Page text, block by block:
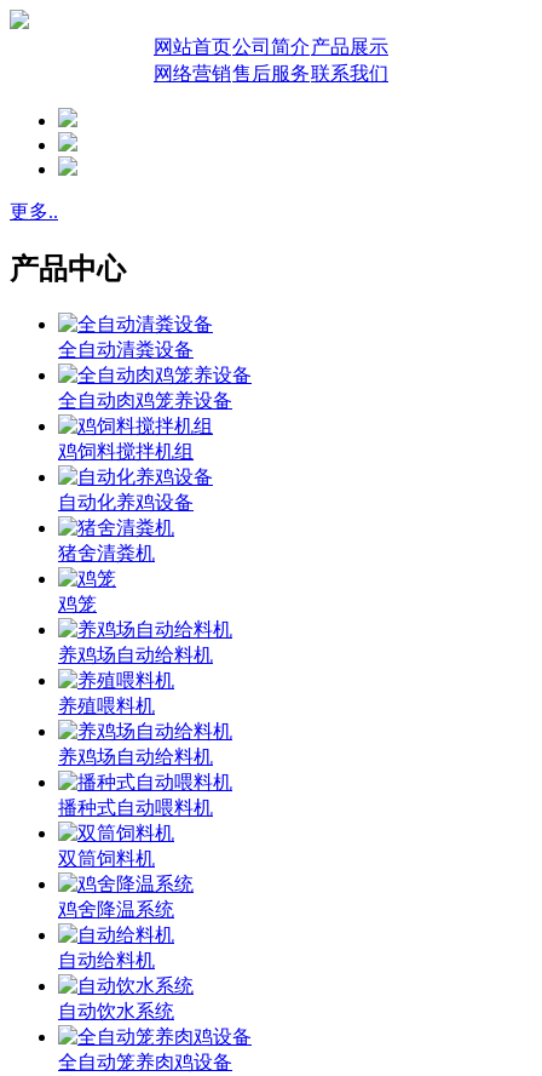
网站首页公司简介产品展示
网络营销售后服务联系我们
更多..
产品中心
全自动清粪设备
全自动肉鸡笼养设备
鸡饲料搅拌机组
自动化养鸡设备
猪舍清粪机
鸡笼
养鸡场自动给料机
养殖喂料机
养鸡场自动给料机
播种式自动喂料机
双筒饲料机
鸡舍降温系统
自动给料机
自动饮水系统
全自动笼养肉鸡设备